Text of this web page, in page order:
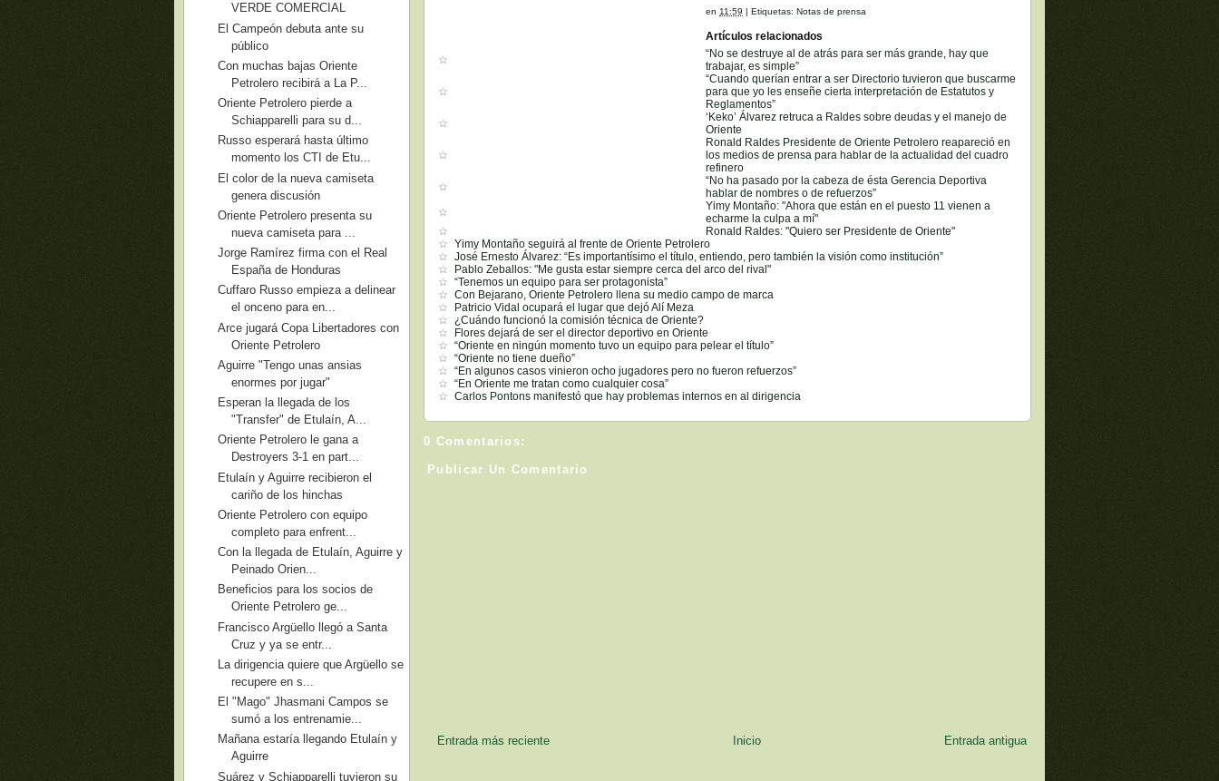
en 11:59 |Etiquetas:Notas de prensa
Artículos relacionados
“No se destruye al de atrás para ser más grande, hay que
trabajar, es simple”
“Cuando querían entrar a ser Directorio tuvieron que buscarme
para que yo les enseñe cierta interpretación de Estatutos y
Reglamentos”
‘Keko’ Álvarez retruca a Raldes sobre deudas y el manejo de
Oriente
Ronald Raldes Presidente de Oriente Petrolero reapareció en
los medios de prensa para hablar de la actualidad del cuadro
refinero
“No ha pasado por la cabeza de ésta Gerencia Deportiva
hablar de nombres o de refuerzos”
Yimy Montaño: "Ahora que están en el puesto 11 vienen a
echarme la culpa a mí"
Ronald Raldes: "Quiero ser Presidente de Oriente"
Yimy Montaño seguirá al frente de Oriente Petrolero
José Ernesto Álvarez: “Es importantísimo el título, entiendo, pero también la visión como institución”
Pablo Zeballos: "Me gusta estar siempre cerca del arco del rival"
“Tenemos un equipo para ser protagonista”
Con Bejarano, Oriente Petrolero llena su medio campo de marca
Patricio Vidal ocupará el lugar que dejó Alí Meza
¿Cuándo funcionó la comisión técnica de Oriente?
Flores dejará de ser el director deportivo en Oriente
“Oriente en ningún momento tuvo un equipo para pelear el título”
“Oriente no tiene dueño”
“En algunos casos vinieron ocho jugadores pero no fueron refuerzos”
“En Oriente me tratan como cualquier cosa”
Carlos Pontons manifestó que hay problemas internos en al dirigencia
0 Comentarios:
Publicar Un Comentario
Entrada más reciente Entrada antigua
Inicio
VERDE COMERCIAL
El Campeón debuta ante su
público
Con muchas bajas Oriente
Petrolero recibirá a La P...
Oriente Petrolero pierde a
Schiapparelli para su d...
Russo esperará hasta último
momento los CTI de Etu...
El color de la nueva camiseta
genera discusión
Oriente Petrolero presenta su
nueva camiseta para ...
Jorge Ramírez firma con el Real
España de Honduras
Cuffaro Russo empieza a delinear
el onceno para en...
Arce jugará Copa Libertadores con
Oriente Petrolero
Aguirre "Tengo unas ansias
enormes por jugar"
Esperan la llegada de los
"Transfer" de Etulaín, A...
Oriente Petrolero le gana a
Destroyers 3-1 en part...
Etulaín y Aguirre recibieron el
cariño de los hinchas
Oriente Petrolero con equipo
completo para enfrent...
Con la llegada de Etulaín, Aguirre y
Peinado Orien...
Beneficios para los socios de
Oriente Petrolero ge...
Francisco Argüello llegó a Santa
Cruz y ya se entr...
La dirigencia quiere que Argüello se
recupere en s...
El "Mago" Jhasmani Campos se
sumó a los entrenamie...
Mañana estaría llegando Etulaín y
Aguirre
Suárez y Schiapparelli tuvieron su